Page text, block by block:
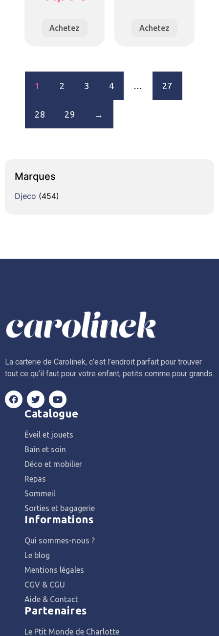
Achetez Achetez
1 2 3 4 … 27
28 29 →
Marques
Djeco (454)
La carterie de Carolinek, c’est l’endroit parfait pour trouver
tout ce qu’il faut pour votre enfant, petits comme pour grands.
Catalogue
Éveil et jouets
Bain et soin
Déco et mobilier
Repas
Sommeil
Sorties et bagagerie
Informations
Qui sommes-nous ?
Le blog
Mentions légales
CGV & CGU
Aide & Contact
Partenaires
Le Ptit Monde de Charlotte